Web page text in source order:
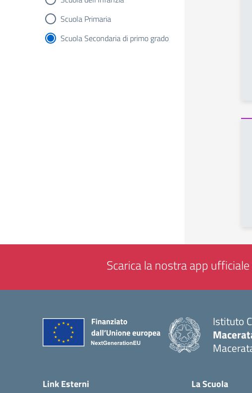
Scuola Primaria
Scuola Secondaria di primo grado
Scarica la nostra app ufficiale
Istituto
Link Esterni La Scuola